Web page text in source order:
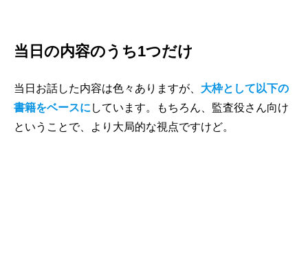
当日の内容のうち1つだけ
当日お話した内容は色々ありますが、 大枠として以下の
書籍をベースに しています。もちろん、監査役さん向け
ということで、より大局的な視点ですけど。